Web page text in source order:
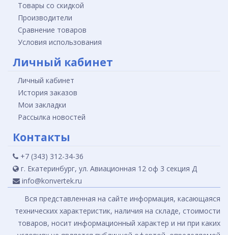
Товары со скидкой
Производители
Сравнение товаров
Условия использования
Личный кабинет
Личный кабинет
История заказов
Мои закладки
Рассылка новостей
Контакты
+7 (343) 312-34-36
г. Екатеринбург, ул. Авиационная 12 оф 3 секция Д
info@konvertek.ru
Вся представленная на сайте информация, касающаяся
технических характеристик, наличия на складе, стоимости
товаров, носит информационный характер и ни при каких